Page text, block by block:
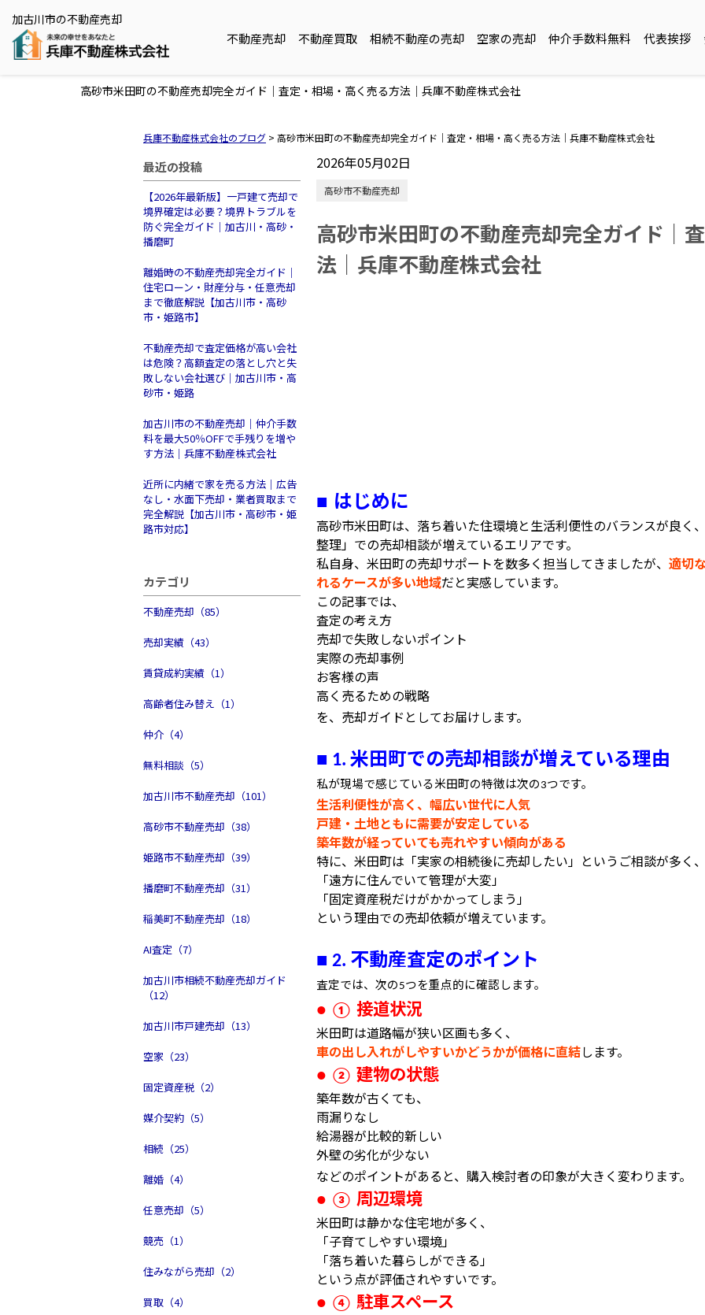
加古川市の不動産売却
不動産売却 不動産買取 相続不動産の売却 空家の売却 仲介手数料無料 代表挨拶
高砂市米田町の不動産売却完全ガイド｜査定・相場・高く売る方法｜兵庫不動産株式会社
兵庫不動産株式会社のブログ > 高砂市米田町の不動産売却完全ガイド｜査定・相場・高く売る方法｜兵庫不動産株式会社
最近の投稿
【2026年最新版】一戸建て売却で
境界確定は必要？境界トラブルを
防ぐ完全ガイド｜加古川・高砂・
播磨町
離婚時の不動産売却完全ガイド｜
住宅ローン・財産分与・任意売却
まで徹底解説【加古川市・高砂
市・姫路市】
不動産売却で査定価格が高い会社
は危険？高額査定の落とし穴と失
敗しない会社選び｜加古川市・高
砂市・姫路
加古川市の不動産売却｜仲介手数
料を最大50％OFFで手残りを増や
す方法｜兵庫不動産株式会社
近所に内緒で家を売る方法｜広告
なし・水面下売却・業者買取まで
完全解説【加古川市・高砂市・姫
路市対応】
カテゴリ
不動産売却（85）
売却実績（43）
賃貸成約実績（1）
高齢者住み替え（1）
仲介（4）
無料相談（5）
加古川市不動産売却（101）
高砂市不動産売却（38）
姫路市不動産売却（39）
播磨町不動産売却（31）
稲美町不動産売却（18）
AI査定（7）
加古川市相続不動産売却ガイド
（12）
加古川市戸建売却（13）
空家（23）
固定資産税（2）
媒介契約（5）
相続（25）
離婚（4）
任意売却（5）
競売（1）
住みながら売却（2）
買取（4）
2026年05月02日
高砂市不動産売却
高砂市米田町の不動産売却完全ガイド｜
法｜兵庫不動産株式会社
■ はじめに
高砂市米田町は、落ち着いた住環境と生活利便性のバランスが良く
整理」での売却相談が増えているエリアです。
私自身、米田町の売却サポートを数多く担当してきましたが、 適切
れるケースが多い地域だと実感しています。
この記事では、
査定の考え方
売却で失敗しないポイント
実際の売却事例
お客様の声
高く売るための戦略
を、売却ガイド としてお届けします。
■ 1. 米田町での売却相談が増えている理由
私が現場で感じている米田町の特徴は次の 3つです。
生活利便性が高く、幅広い世代に人気
戸建・土地ともに需要が安定している
築年数が経っていても売れやすい傾向がある
特に、米田町は「実家の相続後に売却したい」というご相談が多く
「遠方に住んでいて管理が大変」
「固定資産税だけがかかってしまう」
という理由での売却依頼が増えています。
■ 2. 不動産査定のポイント
査定では、次の 5つを重点的に確認します。
● ① 接道状況
米田町は道路幅が狭い区画も多く、
車の出し入れがしやすいかどうかが価格に直結します。
● ② 建物の状態
築年数が古くても、
雨漏りなし
給湯器が比較的新しい
外壁の劣化が少ない
などのポイントがあると、購入検討者の印象が大きく変わります。
● ③ 周辺環境
米田町は静かな住宅地が多く、
「子育てしやすい環境」
「落ち着いた暮らしができる」
という点が評価されやすいです。
● ④ 駐車スペース